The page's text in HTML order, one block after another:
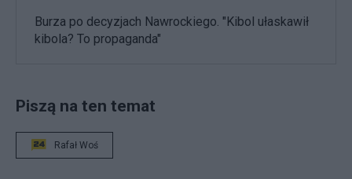
Burza po decyzjach Nawrockiego. "Kibol ułaskawił
kibola? To propaganda"
Piszą na ten temat
Rafał Woś